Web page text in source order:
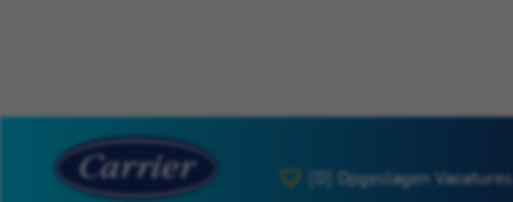
[0] Opgeslagen Vacatures